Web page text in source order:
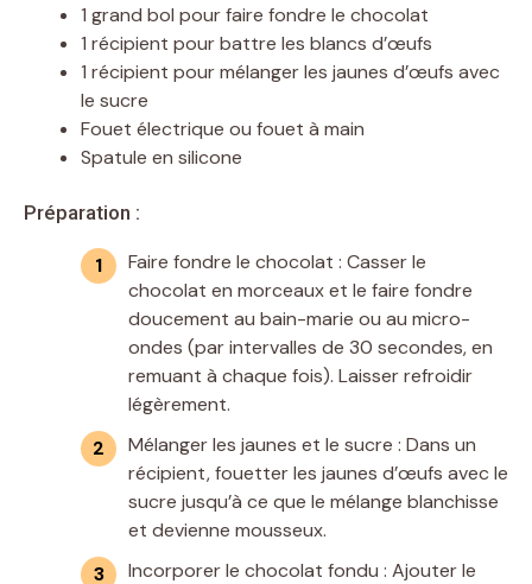
1 grand bol pour faire fondre le chocolat
1 récipient pour battre les blancs d’œufs
1 récipient pour mélanger les jaunes d’œufs avec
le sucre
Fouet électrique ou fouet à main
Spatule en silicone
Préparation :
Faire fondre le chocolat : Casser le
chocolat en morceaux et le faire fondre
doucement au bain-marie ou au micro-
ondes (par intervalles de 30 secondes, en
remuant à chaque fois). Laisser refroidir
légèrement.
Mélanger les jaunes et le sucre : Dans un
récipient, fouetter les jaunes d’œufs avec le
sucre jusqu’à ce que le mélange blanchisse
et devienne mousseux.
Incorporer le chocolat fondu : Ajouter le